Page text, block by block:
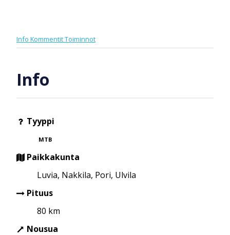
Info KommentitToiminnot
Info
Tyyppi
MTB
Paikkakunta
Luvia, Nakkila, Pori, Ulvila
Pituus
80 km
Nousua